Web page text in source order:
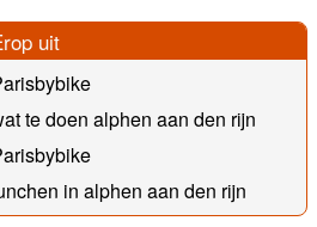
uit
te doen alphen aan den rijn
in alphen aan den rijn